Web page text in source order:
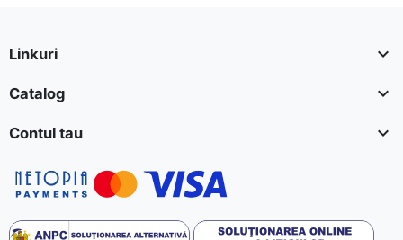
Linkuri 
Catalog 
Contul tau 